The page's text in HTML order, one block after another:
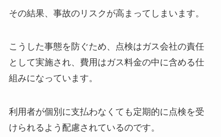
その結果、事故のリスクが高まってしまいます。
こうした事態を防ぐため、点検はガス会社の責任
として実施され、費用はガス料金の中に含める仕
組みになっています。
利用者が個別に支払わなくても定期的に点検を受
けられるよう配慮されているのです。